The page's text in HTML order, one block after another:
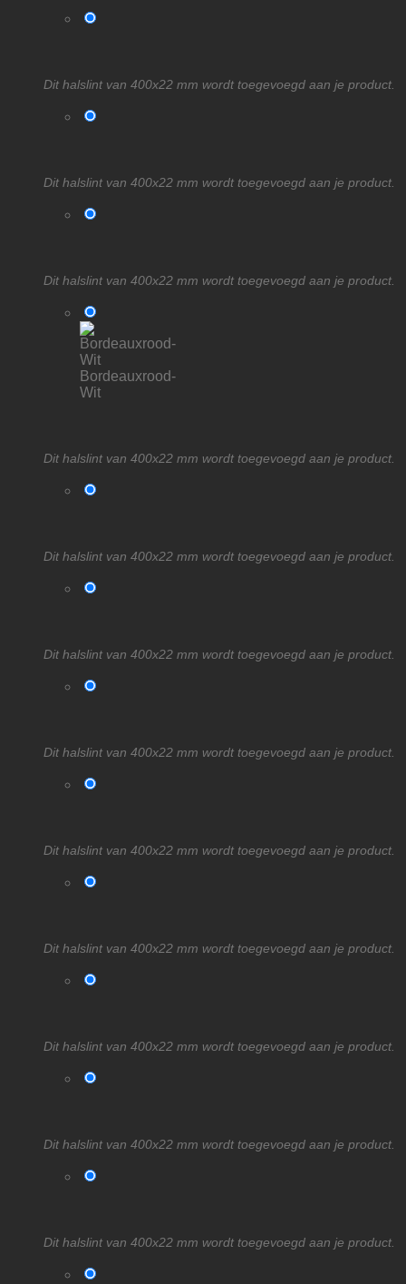
Dit halslint van 400x22 mm wordt toegevoegd aan je product.
Dit halslint van 400x22 mm wordt toegevoegd aan je product.
Dit halslint van 400x22 mm wordt toegevoegd aan je product.
Bordeauxrood-
Wit
Dit halslint van 400x22 mm wordt toegevoegd aan je product.
Dit halslint van 400x22 mm wordt toegevoegd aan je product.
Dit halslint van 400x22 mm wordt toegevoegd aan je product.
Dit halslint van 400x22 mm wordt toegevoegd aan je product.
Dit halslint van 400x22 mm wordt toegevoegd aan je product.
Dit halslint van 400x22 mm wordt toegevoegd aan je product.
Dit halslint van 400x22 mm wordt toegevoegd aan je product.
Dit halslint van 400x22 mm wordt toegevoegd aan je product.
Dit halslint van 400x22 mm wordt toegevoegd aan je product.